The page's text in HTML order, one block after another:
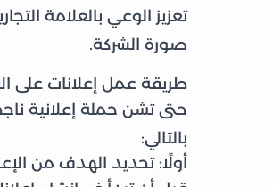
تعزيز الوعي بالعلامة
صورة الشركة.
طريقة عمل إعلانات على
حتى تشن حملة إعلانية
بالتالي:
أولًا: تحديد الهدف من